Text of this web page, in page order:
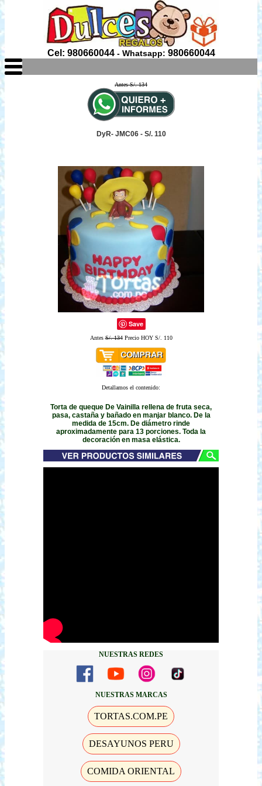
Cel: 980660044- Whatsapp: 980660044
Antes S/. 134
DyR- JMC06 - S/. 110
Save
AntesS/. 134Precio HOY S/. 110
Detallamos el contenido:
Torta de queque De Vainilla rellena de fruta seca,
pasa, castaña y bañado en manjar blanco. De la
medida de 15cm. De diámetro rinde
aproximadamente para 13 porciones. Toda la
decoración en masa elástica.
NUESTRAS REDES
NUESTRAS MARCAS
TORTAS.COM.PE
DESAYUNOS PERU
COMIDA ORIENTAL